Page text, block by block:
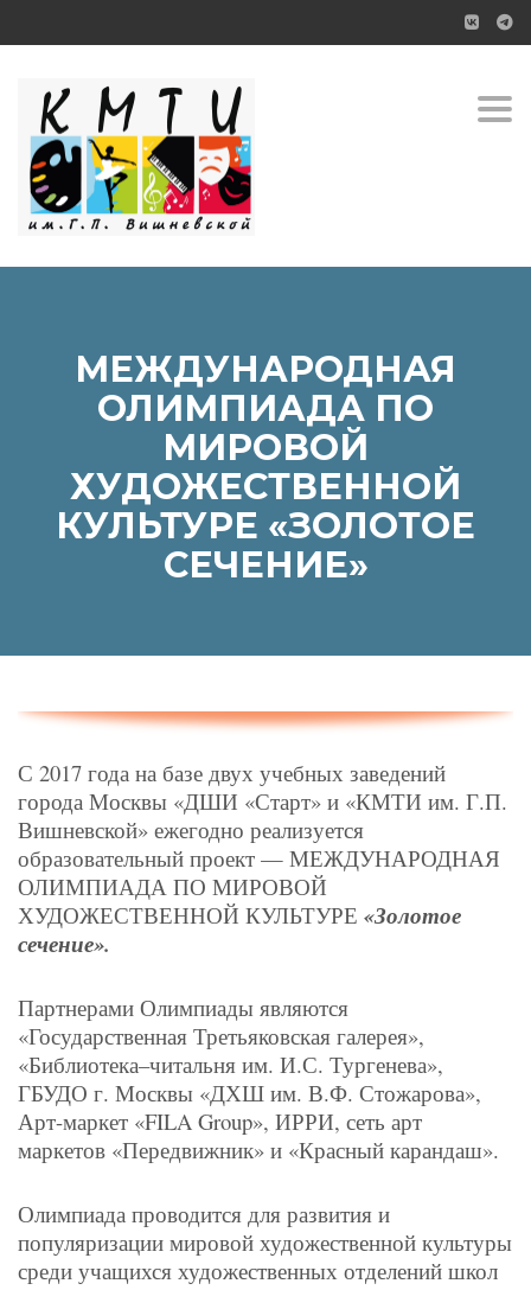
МЕЖДУНАРОДНАЯ
ОЛИМПИАДА ПО
МИРОВОЙ
ХУДОЖЕСТВЕННОЙ
КУЛЬТУРЕ «ЗОЛОТОЕ
СЕЧЕНИЕ»
С 2017 года на базе двух учебных заведений
города Москвы «ДШИ «Старт» и «КМТИ им. Г.П.
Вишневской» ежегодно реализуется
образовательный проект — МЕЖДУНАРОДНАЯ
ОЛИМПИАДА ПО МИРОВОЙ
ХУДОЖЕСТВЕННОЙ КУЛЬТУРЕ «Золотое
сечение».
Партнерами Олимпиады являются
«Государственная Третьяковская галерея»,
«Библиотека–читальня им. И.С. Тургенева»,
ГБУДО г. Москвы «ДХШ им. В.Ф. Стожарова»,
Арт-маркет «FILA Group», ИРРИ, сеть арт
маркетов «Передвижник» и «Красный карандаш».
Олимпиада проводится для развития и
популяризации мировой художественной культуры
среди учащихся художественных отделений школ